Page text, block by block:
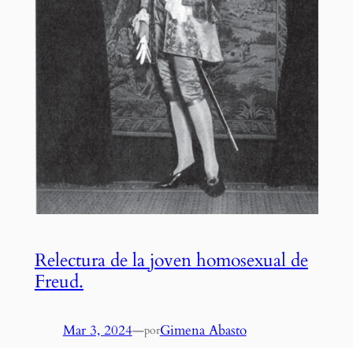
Relectura de la joven homosexual de
Freud.
Mar 3, 2024—porGimena Abasto